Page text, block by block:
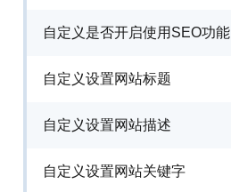
自定义是否开启使用SEO功能
自定义设置网站标题
自定义设置网站描述
自定义设置网站关键字